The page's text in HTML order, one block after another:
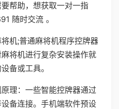
帮助，想获取一对一指
随时交流 。
机;普通麻将机程序控牌器
将机进行复杂安装操作就
备或工具。
理：一些智能控牌器通过
备连接。手机端软件预设